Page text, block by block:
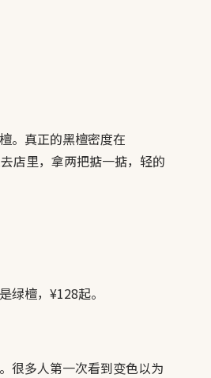
。真正的黑檀密度在
店里，拿两把掂一掂，轻的
绿檀，¥128起。
很多人第一次看到变色以为